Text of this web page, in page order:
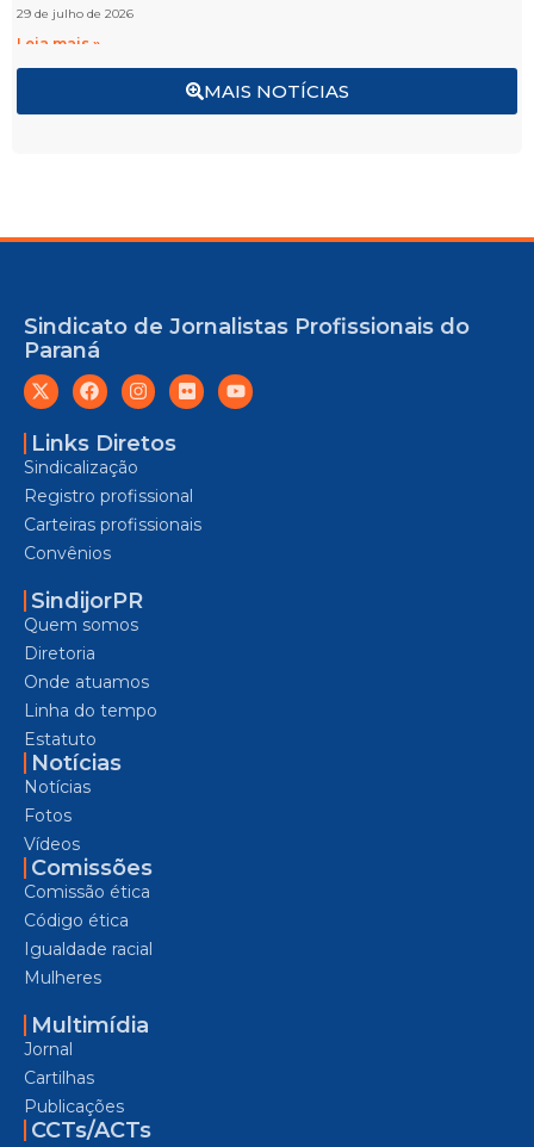
MAIS NOTÍCIAS
29 de julho de 2026
Leia mais »
Sindicato de Jornalistas Profissionais do
Paraná
Links Diretos
Sindicalização
Registro profissional
Carteiras profissionais
Convênios
SindijorPR
Quem somos
Diretoria
Onde atuamos
Linha do tempo
Estatuto
Notícias
Notícias
Fotos
Vídeos
Comissões
Comissão ética
Código ética
Igualdade racial
Mulheres
Multimídia
Jornal
Cartilhas
Publicações
CCTs/ACTs